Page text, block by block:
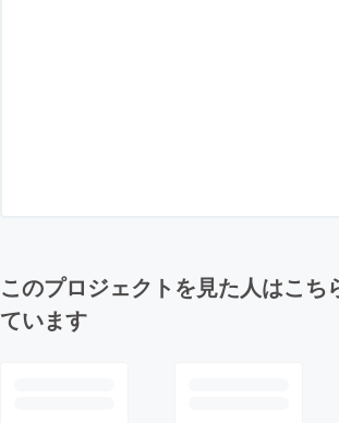
このプロジェクトを見た人はこち
ています